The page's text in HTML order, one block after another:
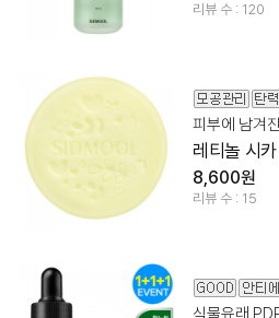
리뷰 수 : 120
8,600원
리뷰 수 : 15